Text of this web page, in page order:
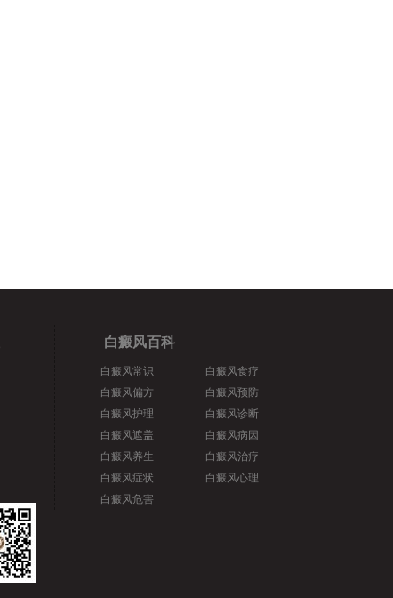
白癜风百科
白癜风常识
白癜风偏方
白癜风护理
白癜风遮盖
白癜风养生
白癜风症状
白癜风危害
白癜风食疗
白癜风预防
白癜风诊断
白癜风病因
白癜风治疗
白癜风心理